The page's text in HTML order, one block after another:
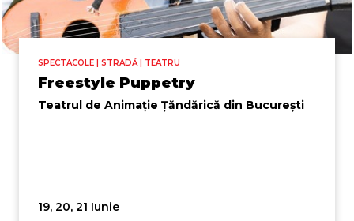
SPECTACOLE | STRADĂ | TEATRU
Freestyle Puppetry
Teatrul de Animație Țăndărică din București
19, 20, 21 Iunie